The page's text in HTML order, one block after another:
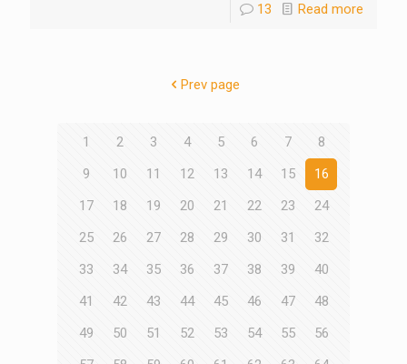
13 Read more
Prev page
1 2 3 4 5 6 7
8
9
10 11 12 13 14 15
16
17
18 19 20 21 22 23
24
25
26 27 28 29 30 31
32
33
34 35 36 37 38 39
40
41
42 43 44 45 46 47
48
49
50 51 52 53 54 55
56